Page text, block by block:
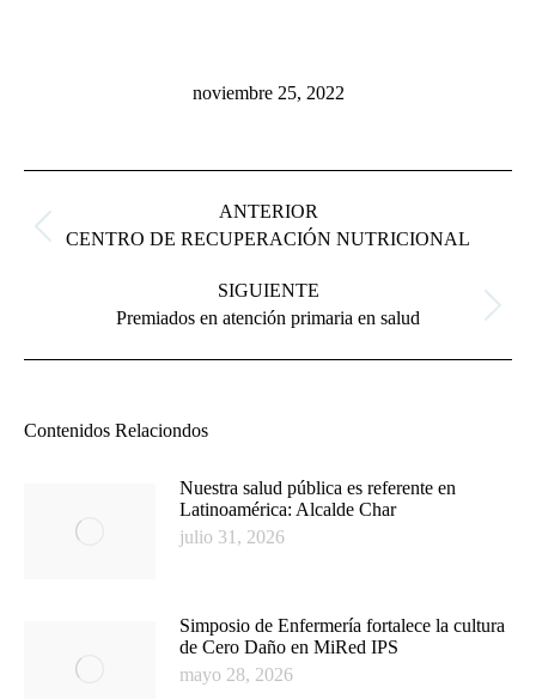
noviembre 25, 2022
entradas
ANTERIOR
Entrada
CENTRO DE RECUPERACIÓN NUTRICIONAL
SIGUIENTE
Siguiente
entrada:
Premiados en atención primaria en salud
Contenidos Relaciondos
Nuestra salud pública es referente en
Latinoamérica: Alcalde Char
julio 31, 2026
Simposio de Enfermería fortalece la cultura
de Cero Daño en MiRed IPS
mayo 28, 2026